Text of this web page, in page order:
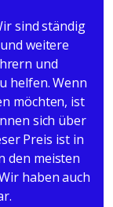
sind ständig
weitere
und
helfen. Wenn
möchten, ist
sich über
Preis ist in
den meisten
haben auch